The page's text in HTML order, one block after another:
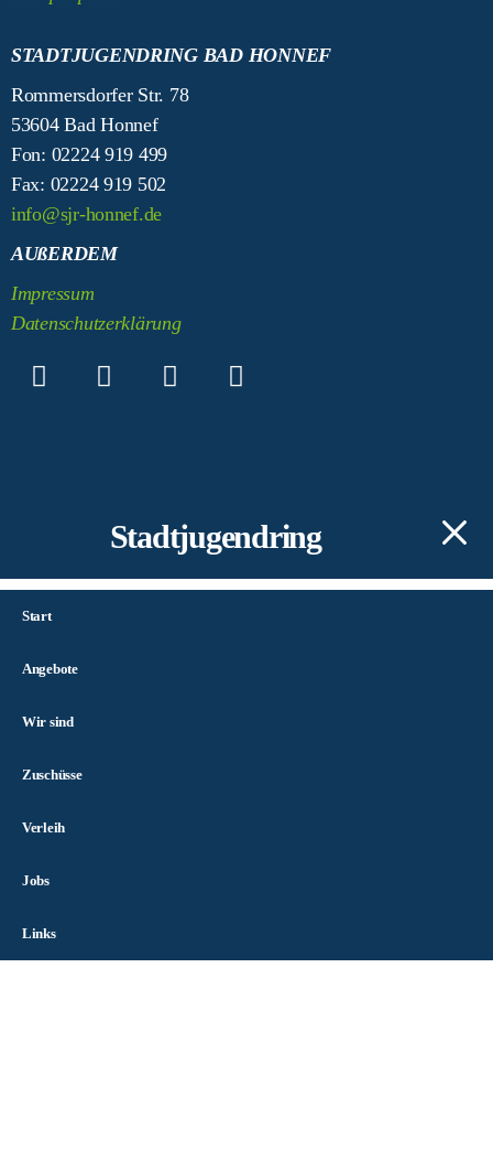
STADTJUGENDRING BAD HONNEF
Rommersdorfer Str. 78
53604 Bad Honnef
Fon: 02224 919 499
Fax: 02224 919 502
info@sjr-honnef.de
AUßERDEM
Impressum
Datenschutzerklärung
Stadtjugendring
Start
Angebote
Wir sind
Zuschüsse
Verleih
Jobs
Links